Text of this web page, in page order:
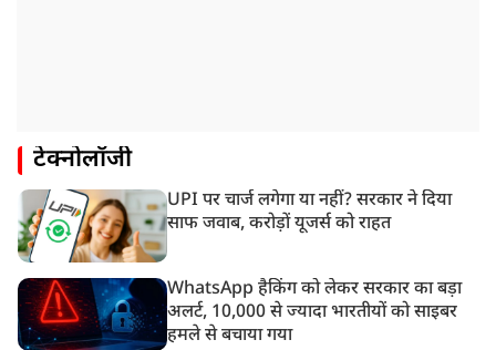
टेक्नोलॉजी
UPI पर चार्ज लगेगा या नहीं? सरकार ने दिया
साफ जवाब, करोड़ों यूजर्स को राहत
WhatsApp हैकिंग को लेकर सरकार का बड़ा
अलर्ट, 10,000 से ज्यादा भारतीयों को साइबर
हमले से बचाया गया